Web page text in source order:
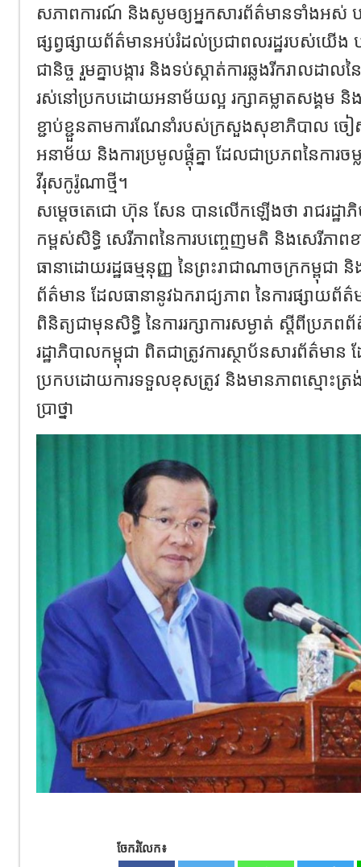
សភាពការណ៍ និង​សូម​ឲ្យ​អ្នកសារព័ត៌មាន​ទាំងអស់ ប
ផ្សព្វផ្សាយ​ព័ត៌មាន​អប់រំ​ដល់​ប្រជាពលរដ្ឋ​របស់​យើង ប
ជានិច្ច រួមគ្នា​បង្ការ និង​ទប់ស្កាត់​ការឆ្លង​រីក​រាលដ
រស់នៅ​ប្រកបដោយ​អនាម័យ​ល្អ រក្សា​គម្លាត​សង្គម និង​
ខ្ជាប់ខ្ជួន​តាម​ការណែនាំ​រប​ស់​ក្រសួងសុខាភិបាល ចៀ
អនាម័យ និង​ការប្រមូល​ផ្តុំគ្នា ដែលជា​ប្រភព​នៃ​ការ
វីរុស​កូ​រ៉ូ​ណា​ថ្មី​។​
សម្ដេច​តេ​ជោ ហ៊ុន សែន បាន​លើកឡើងថា រាជរដ្ឋា
កម្ពស់​សិទ្ធិ សេរីភាព​នៃ​ការបញ្ចេញមតិ និង​សេរីភាព​
ធានា​ដោយ​រដ្ឋធម្មនុញ្ញ នៃ​ព្រះរាជាណាចក្រ​កម្ពុជា
ព័ត៌មាន ដែល​ធានា​នូវ​ឯករាជ្យភាព នៃ​ការផ្សាយ​ព័ត៌
ពិនិត្យ​ជាមុន​សិទ្ធិ នៃ​ការរក្សា​ការសម្ងាត់ ស្ដីពី​ប្រភព
រដ្ឋាភិបាល​កម្ពុជា ពិតជា​ត្រូវការ​ស្ថាប័ន​សារព័ត៌មា
ប្រកបដោយ​ការទទួលខុសត្រូវ និង​មាន​ភាពស្មោះត្រ
ប្រាថ្នា
ចែករំលែក៖